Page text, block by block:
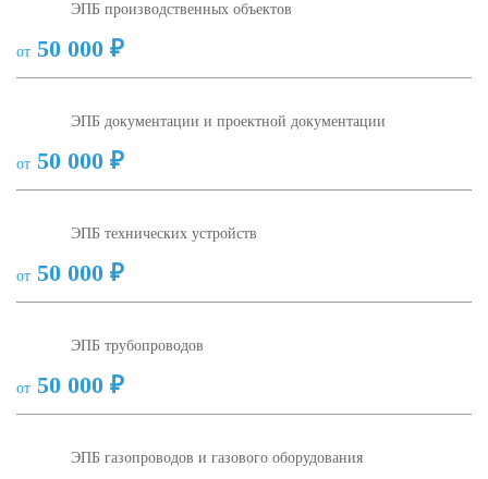
ЭПБ производственных объектов
от 50 000 ₽
ЭПБ документации и проектной документации
от 50 000 ₽
ЭПБ технических устройств
от 50 000 ₽
ЭПБ трубопроводов
от 50 000 ₽
ЭПБ газопроводов и газового оборудования